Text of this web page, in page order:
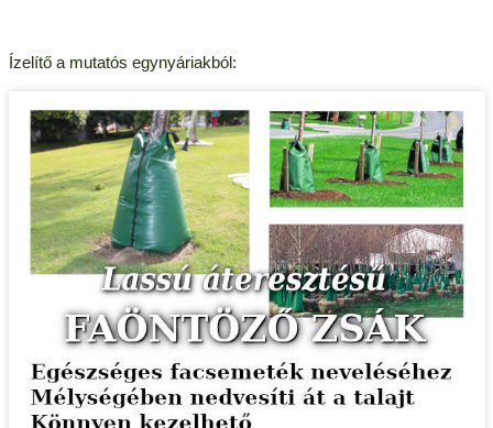
Ízelítő a mutatós egynyáriakból: